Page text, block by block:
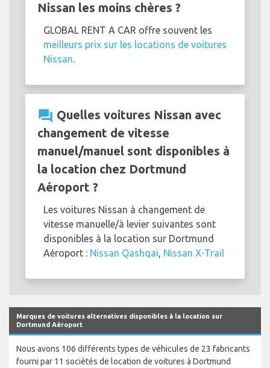
Nissan les moins chères ?
GLOBAL RENT A CAR offre souvent les
meilleurs prix sur les locations de voitures
Nissan.
question_answer Quelles voitures Nissan avec
changement de vitesse
manuel/manuel sont disponibles à
la location chez Dortmund
Aéroport ?
Les voitures Nissan à changement de
vitesse manuelle/à levier suivantes sont
disponibles à la location sur Dortmund
Aéroport : Nissan Qashqai, Nissan X-Trail
Marques de voitures alternatives disponibles à la location sur
Dortmund Aéroport
Nous avons 106 différents types de véhicules de 23 fabricants
fourni par 11 sociétés de location de voitures à Dortmund